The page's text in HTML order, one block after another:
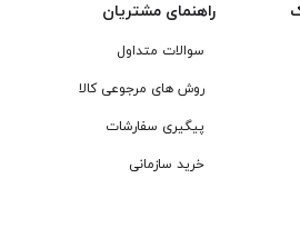
راهنمای مشتریان
سوالات متداول
روش های مرجوعی کالا
پیگیری سفارشات
خرید سازمانی